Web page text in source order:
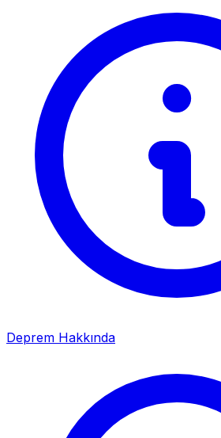
Deprem Hakkında